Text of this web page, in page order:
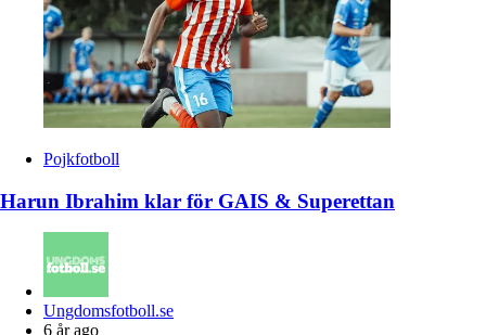
Pojkfotboll
Harun Ibrahim klar för GAIS & Superettan
Posted
by
Ungdomsfotboll.se
6 år ago